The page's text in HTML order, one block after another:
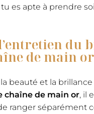
es apte à prendre
du
de main
beauté et la
chaîne de main or, il
ranger séparément